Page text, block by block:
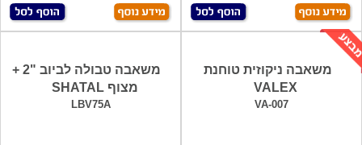
משאבה ניקוזית טוחנת
VALEX
VA-007
משאבה טבולה לביוב "2 +
מצוף SHATAL
LBV75A